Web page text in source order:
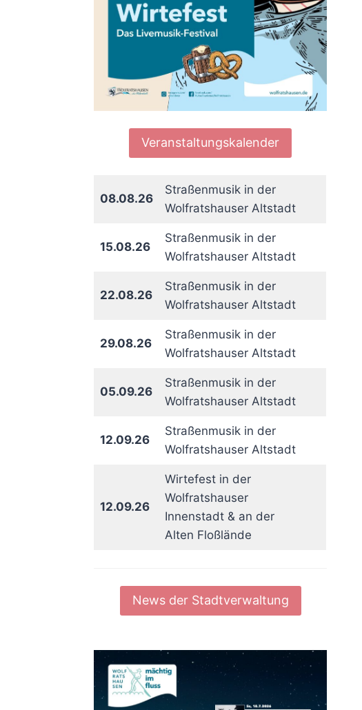
Veranstaltungskalender
08.08.26
Straßenmusik in der
Wolfratshauser Altstadt
15.08.26
Straßenmusik in der
Wolfratshauser Altstadt
22.08.26
Straßenmusik in der
Wolfratshauser Altstadt
29.08.26
Straßenmusik in der
Wolfratshauser Altstadt
05.09.26
Straßenmusik in der
Wolfratshauser Altstadt
12.09.26
Straßenmusik in der
Wolfratshauser Altstadt
12.09.26
Wirtefest in der
Wolfratshauser
Innenstadt & an der
Alten Floßlände
News der Stadtverwaltung